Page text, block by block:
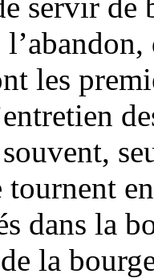
les
tournent
dans la
la